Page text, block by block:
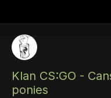
Klan CS:GO -
ponies